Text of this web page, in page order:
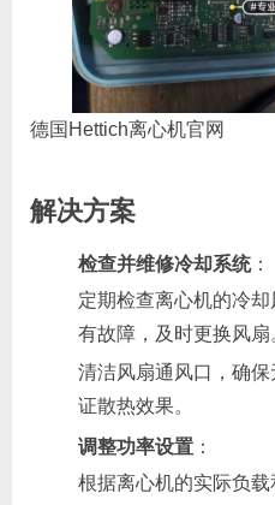
德国Hettich离心机官网
解决方案
检查并维修冷却系统：
定期检查离心机的冷
有故障，及时更换风扇
清洁风扇通风口，确
证散热效果。
调整功率设置 ：
根据离心机的实际负